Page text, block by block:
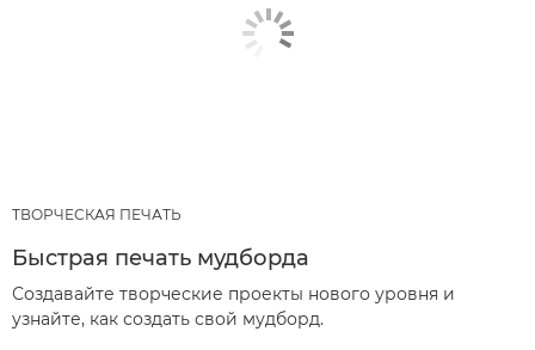
ТВОРЧЕСКАЯ ПЕЧАТЬ
Быстрая печать мудборда
Создавайте творческие проекты нового уровня и
узнайте, как создать свой мудборд.